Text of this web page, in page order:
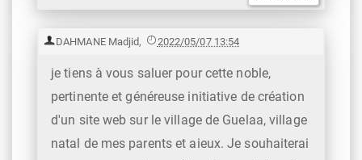
DAHMANE Madjid, 2022/05/07 13:54
je tiens à vous saluer pour cette noble,
pertinente et généreuse initiative de création
d'un site web sur le village de Guelaa, village
natal de mes parents et aieux. Je souhaiterai